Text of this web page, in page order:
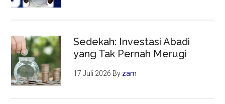
Sedekah: Investasi Abadi
yang Tak Pernah Merugi
17 Juli 2026 By zam